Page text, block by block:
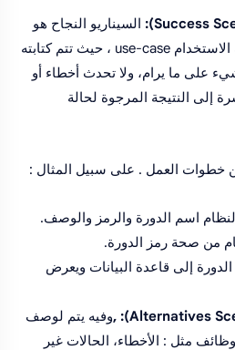
السيناريو النجاح هو
القصة الرئيسية لحالة الاستخدام use-case ، حيث تتم كتابته
على ما يرام، ولا تحدث أخطاء أو
إلى النتيجة المرجوة لحالة
خطوات العمل . على سبيل المثال :
اسم الدورة والرمز والوصف.
من صحة رمز الدورة.
إلى قاعدة البيانات ويعرض
وفيه يتم لوصف
مثل : الأخطاء، الحالات غير